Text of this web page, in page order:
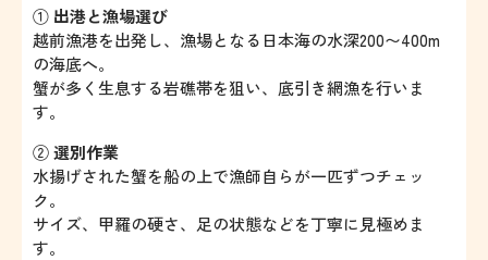
① 出港と漁場選び
越前漁港を出発し、漁場となる日本海の水深200〜400m
の海底へ。
蟹が多く生息する岩礁帯を狙い、底引き網漁を行いま
す。
②選別作業
水揚げされた蟹を船の上で漁師自らが一匹ずつチェッ
ク。
サイズ、甲羅の硬さ、足の状態などを丁寧に見極めま
す。